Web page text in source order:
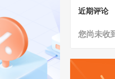
近期评论
您尚未收